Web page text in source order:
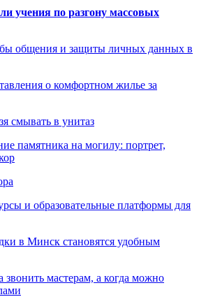
учения по разгону массовых
общения и защиты личных данных в
о комфортном жилье за
смывать в унитаз
памятника на могилу: портрет,
и образовательные платформы для
в Минск становятся удобным
звонить мастерам, а когда можно